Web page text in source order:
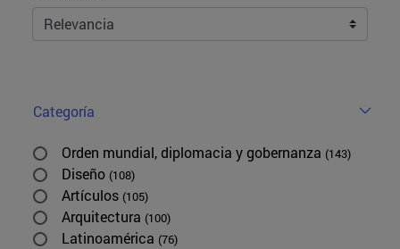
Categoría
Orden mundial, diplomacia y gobernanza (143)
Diseño (108)
Artículos (105)
Arquitectura (100)
Latinoamérica (76)